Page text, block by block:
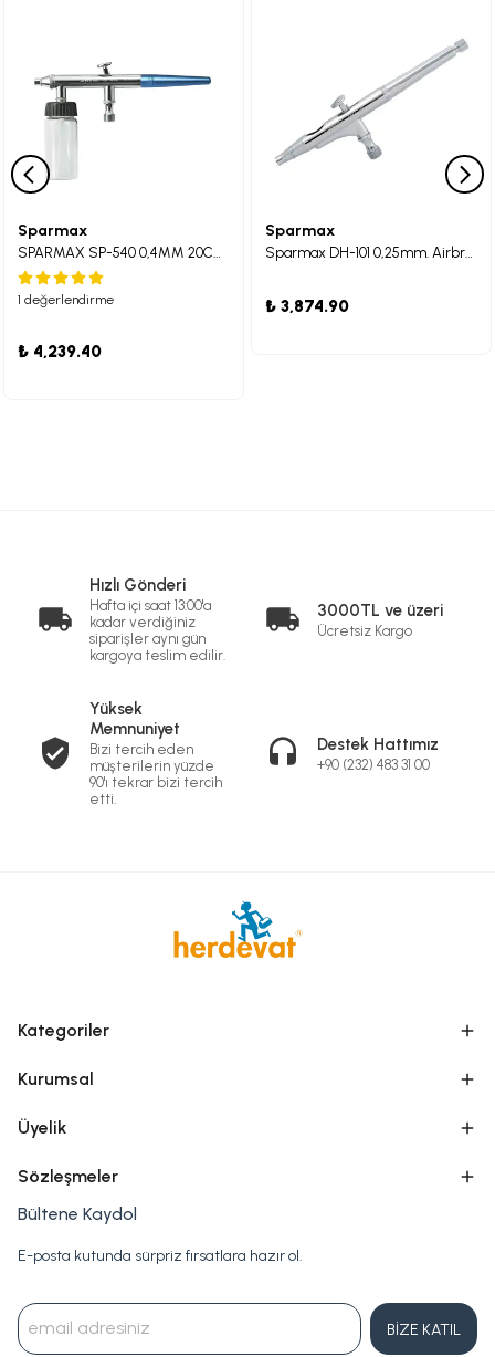
Sparmax
SPARMAX SP-540 0,4MM 20CC AIRBRUSH MAVİ
1 değerlendirme
₺ 4,239.40
Sparmax
Sparmax DH-101 0,25mm. Airbrush
₺ 3,874.90
Hızlı Gönderi
Hafta içi saat 13:00'a
kadar verdiğiniz
siparişler aynı gün
kargoya teslim edilir.
3000TL ve üzeri
Ücretsiz Kargo
Yüksek
Memnuniyet
Bizi tercih eden
müşterilerin yüzde
90'ı tekrar bizi tercih
etti.
Destek Hattımız
+90 (232) 483 31 00
Kategoriler
Kurumsal
Üyelik
Sözleşmeler
Bültene Kaydol
E-posta kutunda sürpriz fırsatlara hazır ol.
BİZE KATIL